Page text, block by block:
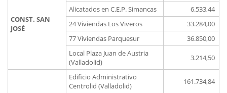
CONST. SAN
JOSÉ
Alicatados en C.E.P. Simancas
6.533,44
24 Viviendas Los Viveros
33.284,00
77 Viviendas Parquesur
36.850,00
Local Plaza Juan de Austria
(Valladolid)
3.214,50
Edificio Administrativo
Centrolid (Valladolid)
161.734,84